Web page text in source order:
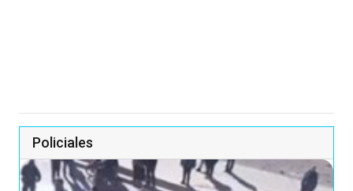
Policiales